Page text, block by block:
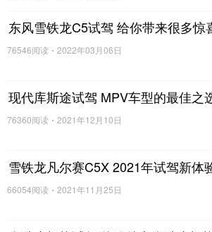
东风雪铁龙C5试驾 给你带来很多惊
76546阅读 2022年03月06日
现代库斯途试驾 MPV车型的最佳之
76360阅读 2021年12月10日
雪铁龙凡尔赛C5X 2021年试驾新体
66054阅读 2021年11月25日